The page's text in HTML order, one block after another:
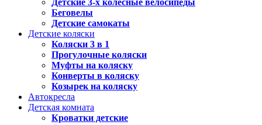
Детские 3-х колесные велосипеды
Беговелы
Детские самокаты
Детские коляски
Коляски 3 в 1
Прогулочные коляски
Муфты на коляску
Конверты в коляску
Козырек на коляску
Автокресла
Детская комната
Кроватки детские